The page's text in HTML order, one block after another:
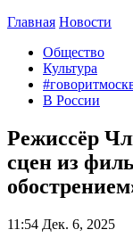
Главная Новости
Общество
Культура
В России
Режиссёр
сцен из
11:54 Дек. 6, 2025